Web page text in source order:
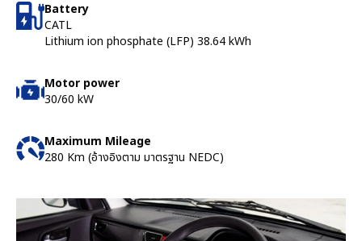
Battery
CATL
Lithium ion phosphate (LFP) 38.64 kWh
Motor power
30/60 kW
Maximum Mileage
280 Km (อ้างอิงตาม มาตรฐาน NEDC)